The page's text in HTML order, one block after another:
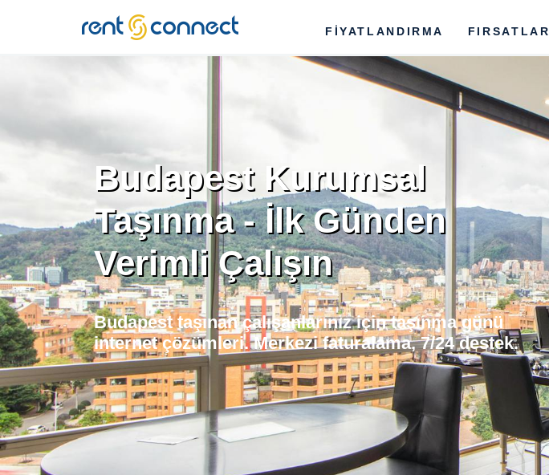
RENT'N
CONNECT
FİYATLANDIRMA FIRSATLAR
Budapest Kurumsal
Taşınma - İlk Günden
Verimli Çalışın
Budapest taşınan çalışanlarınız için taşınma günü
internet çözümleri. Merkezi faturalama, 7/24 destek.